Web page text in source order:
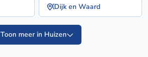
Dijk en Waard
Toon meer in Huizen